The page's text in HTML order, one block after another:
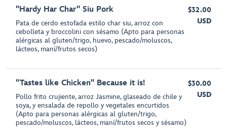
"Hardy Har Char" Siu Pork
Pata de cerdo estofada estilo char siu, arroz con
cebolleta y broccolini con sésamo (Apto para personas
alérgicas al gluten/trigo, huevo, pescado/moluscos,
lácteos, maní/frutos secos)
$32.00
USD
"Tastes like Chicken" Because it is!
Pollo frito crujiente, arroz Jasmine, glaseado de chile y
soya, y ensalada de repollo y vegetales encurtidos
(Apto para personas alérgicas al gluten/trigo,
pescado/moluscos, lácteos, maní/frutos secos y sésamo)
$30.00
USD